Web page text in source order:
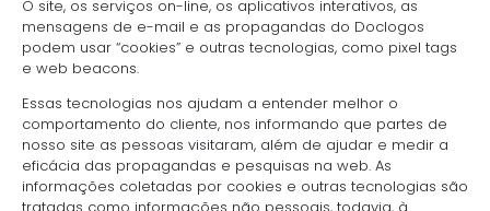
O site, os serviços on-line, os aplicativos interativos, as
mensagens de e-mail e as propagandas do Doclogos
podem usar “cookies” e outras tecnologias, como pixel tags
e web beacons.
Essas tecnologias nos ajudam a entender melhor o
comportamento do cliente, nos informando que partes de
nosso site as pessoas visitaram, além de ajudar e medir a
eficácia das propagandas e pesquisas na web. As
informações coletadas por cookies e outras tecnologias são
tratadas como informações não pessoais, todavia, à